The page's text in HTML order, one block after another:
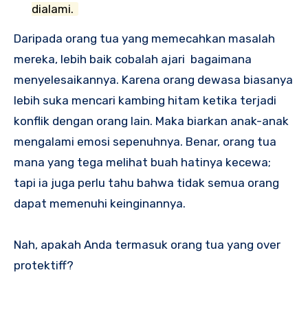
dialami.
Daripada orang tua yang memecahkan masalah
mereka, lebih baik cobalah ajari bagaimana
menyelesaikannya. Karena orang dewasa biasanya
lebih suka mencari kambing hitam ketika terjadi
konflik dengan orang lain. Maka biarkan anak-anak
mengalami emosi sepenuhnya. Benar, orang tua
mana yang tega melihat buah hatinya kecewa;
tapi ia juga perlu tahu bahwa tidak semua orang
dapat memenuhi keinginannya.
Nah, apakah Anda termasuk orang tua yang over
protektiff?